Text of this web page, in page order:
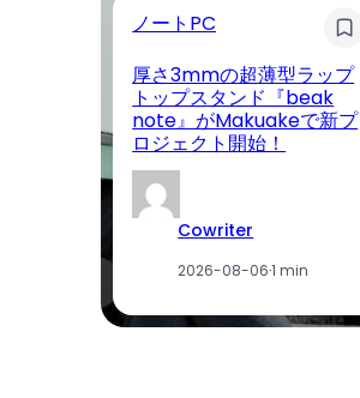
ノートPC
厚さ3mmの超薄型ラップ
トップスタンド『beak
note』がMakuakeで新プ
ロジェクト開始！
Cowriter
2026-08-06·1 min